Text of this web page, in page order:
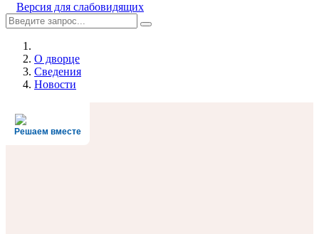
Версия для слабовидящих
О дворце
Сведения
Новости
Решаем вместе